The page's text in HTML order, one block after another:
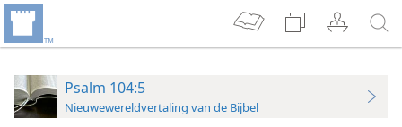
Psalm 104:5
Nieuwewereldvertaling van de Bijbel